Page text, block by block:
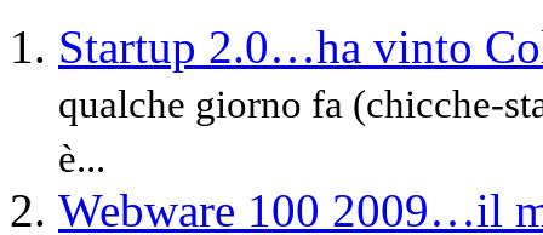
Startup 2.0…ha vinto
qualche giorno fa (chicche-
è...
Webware 100 2009…il